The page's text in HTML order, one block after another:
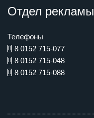
Отдел рекламы
Телефоны
8 0152 715-077
8 0152 715-048
8 0152 715-088